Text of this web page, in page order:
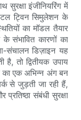
सुरक्षा इंजीनियरिंग में
ट्विन सिमुलेशन के
का मॉडल तैयार
संभावित कारणों का
संचालन डिज़ाइन यह
तो द्वितीयक उपाय
का एक अभिन्न अंग बन
से जुड़ती जा रही हैं,
संबंधी सुरक्षा